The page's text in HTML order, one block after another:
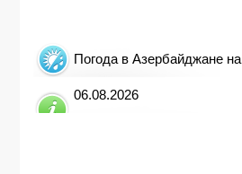
Погода в Азербайджане на
06.08.2026